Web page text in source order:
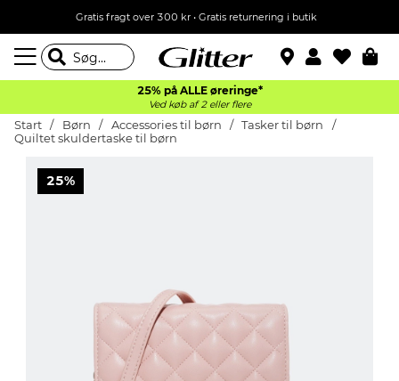
Gratis fragt over 300 kr • Gratis returnering i butik
25% på ALLE øreringe*
Ved køb af 2 eller flere
Start Børn Accessories til børn
Tasker til børn
Quiltet skuldertaske til børn
25%